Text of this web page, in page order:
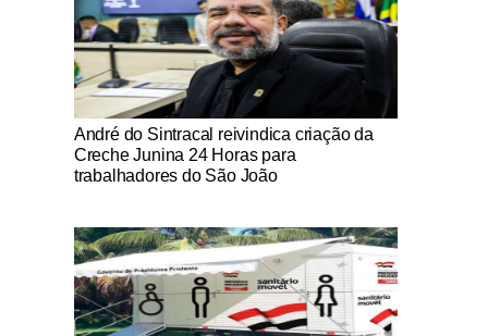
Notícias Católicas
André do Sintracal reivindica criação da
Creche Junina 24 Horas para
trabalhadores do São João